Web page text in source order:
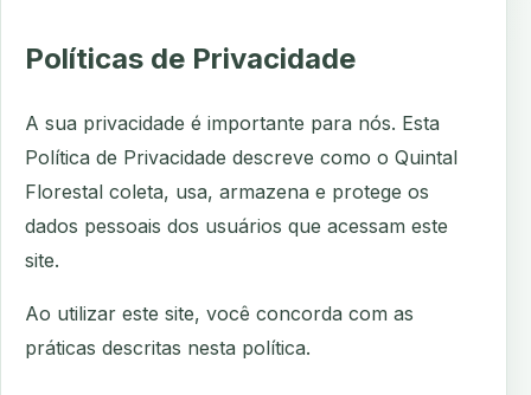
Políticas de Privacidade
A sua privacidade é importante para nós. Esta
Política de Privacidade descreve como o Quintal
Florestal coleta, usa, armazena e protege os
dados pessoais dos usuários que acessam este
site.
Ao utilizar este site, você concorda com as
práticas descritas nesta política.